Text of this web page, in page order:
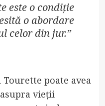
este o condiție
o abordare
celor din jur.”
poate avea
vieții